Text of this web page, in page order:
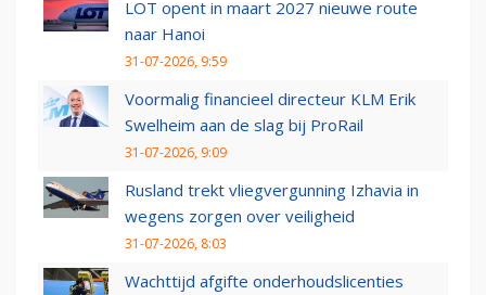
LOT opent in maart 2027 nieuwe route
naar Hanoi
31-07-2026, 9:59
Voormalig financieel directeur KLM Erik
Swelheim aan de slag bij ProRail
31-07-2026, 9:09
Rusland trekt vliegvergunning Izhavia in
wegens zorgen over veiligheid
31-07-2026, 8:03
Wachttijd afgifte onderhoudslicenties